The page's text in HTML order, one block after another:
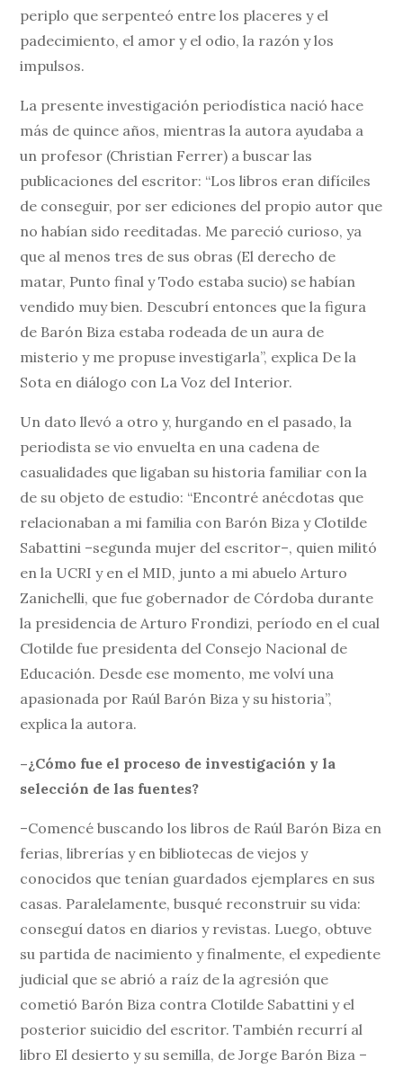
periplo que serpenteó entre los placeres y el
padecimiento, el amor y el odio, la razón y los
impulsos.
La presente investigación periodística nació hace
más de quince años, mientras la autora ayudaba a
un profesor (Christian Ferrer) a buscar las
publicaciones del escritor: “Los libros eran difíciles
de conseguir, por ser ediciones del propio autor que
no habían sido reeditadas. Me pareció curioso, ya
que al menos tres de sus obras (El derecho de
matar, Punto final y Todo estaba sucio) se habían
vendido muy bien. Descubrí entonces que la figura
de Barón Biza estaba rodeada de un aura de
misterio y me propuse investigarla”, explica De la
Sota en diálogo con La Voz del Interior.
Un dato llevó a otro y, hurgando en el pasado, la
periodista se vio envuelta en una cadena de
casualidades que ligaban su historia familiar con la
de su objeto de estudio: “Encontré anécdotas que
relacionaban a mi familia con Barón Biza y Clotilde
Sabattini –segunda mujer del escritor–, quien militó
en la UCRI y en el MID, junto a mi abuelo Arturo
Zanichelli, que fue gobernador de Córdoba durante
la presidencia de Arturo Frondizi, período en el cual
Clotilde fue presidenta del Consejo Nacional de
Educación. Desde ese momento, me volví una
apasionada por Raúl Barón Biza y su historia”,
explica la autora.
–¿Cómo fue el proceso de investigación y la
selección de las fuentes?
–Comencé buscando los libros de Raúl Barón Biza en
ferias, librerías y en bibliotecas de viejos y
conocidos que tenían guardados ejemplares en sus
casas. Paralelamente, busqué reconstruir su vida:
conseguí datos en diarios y revistas. Luego, obtuve
su partida de nacimiento y finalmente, el expediente
judicial que se abrió a raíz de la agresión que
cometió Barón Biza contra Clotilde Sabattini y el
posterior suicidio del escritor. También recurrí al
libro El desierto y su semilla, de Jorge Barón Biza –